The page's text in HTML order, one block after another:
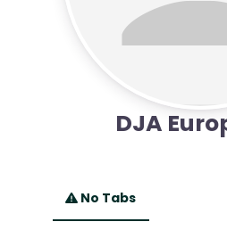
DJA
No Tabs